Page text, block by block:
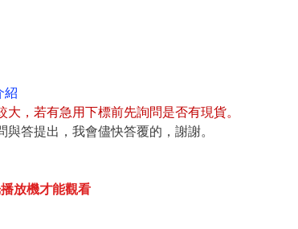
紹
大，若有急用下標前先詢問是否有現貨。
答提出，我會儘快答覆的，謝謝。
放機才能觀看